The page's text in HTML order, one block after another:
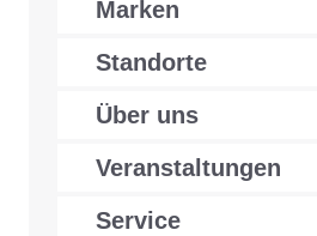
Marken
Standorte
Über uns
Veranstaltungen
Service